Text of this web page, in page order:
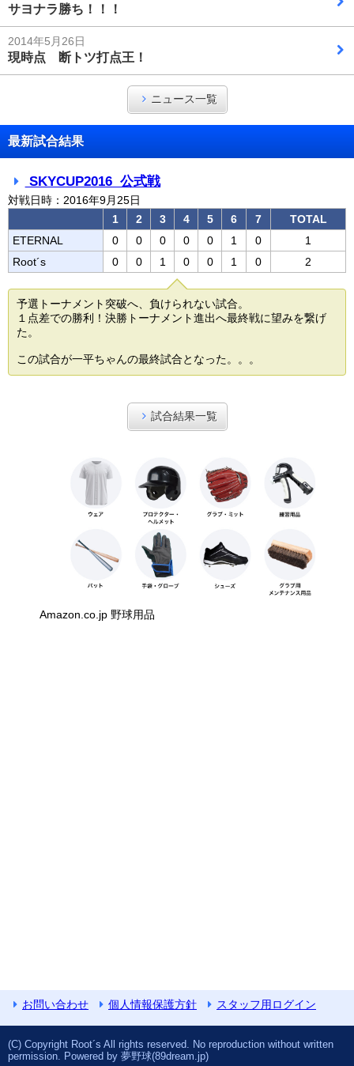
サヨナラ勝ち！！！
2014年5月26日
現時点 断トツ打点王！
ニュース一覧
最新試合結果
SKYCUP2016 公式戦
対戦日時：2016年9月25日
1
2 3 4 5 6 7
TOTAL
ETERNAL
0 0 0 0 0 1 0
1
Root´s
0 0 1 0 0 1 0 2
予選トーナメント突破へ、負けられない試合。
１点差での勝利！決勝トーナメント進出へ最終戦に望みを繋げ
た。
この試合が一平ちゃんの最終試合となった。。。
試合結果一覧
Amazon.co.jp 野球用品
お問い合わせ 個人情報保護方針 スタッフ用ログイン
(C) Copyright Root´s All rights reserved. No reproduction without written
permission. Powered by 夢野球(89dream.jp)